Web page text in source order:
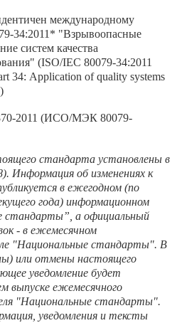
международному
34:2011* "Взрывоопасные
систем качества
" (ISO/IEC 80079-34:2011
34: Application of quality systems
2011 (ИСО/МЭК 80079-
стандарта установлены в
Информация об изменениях к
в ежегодном (по
года) информационном
стандарты”, а официальный
- в ежемесячном
"Национальные стандарты". В
или отмены настоящего
уведомление будет
выпуске ежемесячного
"Национальные стандарты".
уведомления и тексты